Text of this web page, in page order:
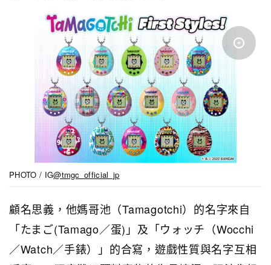
PHOTO / IG@tmgc_official_jp
顧名思義，他媽哥池（Tamagotchi）的名字來自
「たまご(Tamago／蛋)」及「ウォッチ（Wocchi
／Watch／手錶）」的合寫，遊戲性質與名字互相